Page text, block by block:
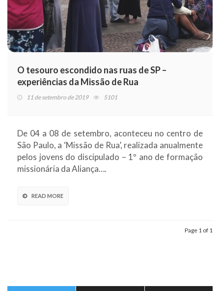
O tesouro escondido nas ruas de SP –
experiências da Missão de Rua
11 de setembro de 2019 5101
De 04 a 08 de setembro, aconteceu no centro de
São Paulo, a ‘Missão de Rua’, realizada anualmente
pelos jovens do discipulado – 1º ano de formação
missionária da Aliança….
READ MORE
Page 1 of 1